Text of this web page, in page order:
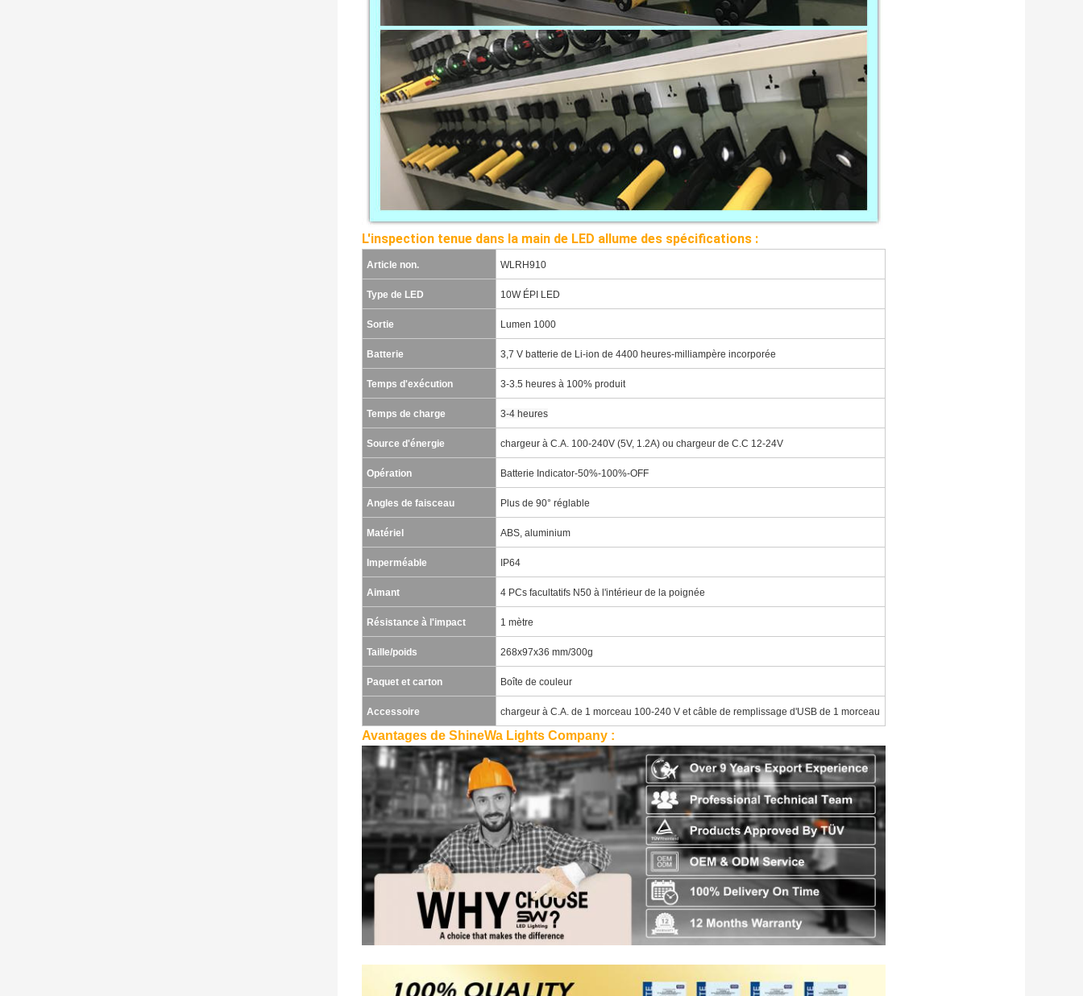
L'inspection tenue dans la main de LED allume des spécifications :
Article non. WLRH910
Type de LED 10W ÉPI LED
Sortie Lumen 1000
Batterie 3,7 V batterie de Li-ion de 4400 heures-milliampère incorporée
Temps d'exécution 3-3.5 heures à 100% produit
Temps de charge 3-4 heures
Source d'énergie chargeur à C.A. 100-240V (5V, 1.2A) ou chargeur de C.C 12-24V
Opération Batterie Indicator-50%-100%-OFF
Angles de faisceau Plus de 90° réglable
Matériel ABS, aluminium
Imperméable IP64
Aimant 4 PCs facultatifs N50 à l'intérieur de la poignée
Résistance à l'impact 1 mètre
Taille/poids 268x97x36 mm/300g
Paquet et carton Boîte de couleur
Accessoire chargeur à C.A. de 1 morceau 100-240 V et câble de remplissage d'USB de 1 morceau
Avantages de ShineWa Lights Company :